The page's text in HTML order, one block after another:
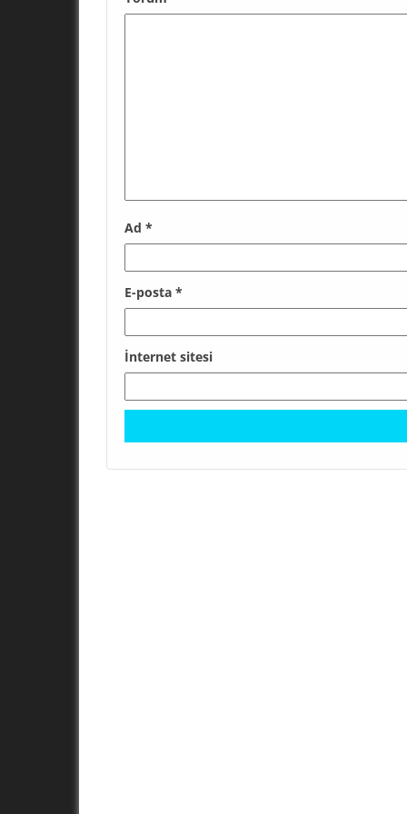
Ad *
E-posta *
İnternet sitesi